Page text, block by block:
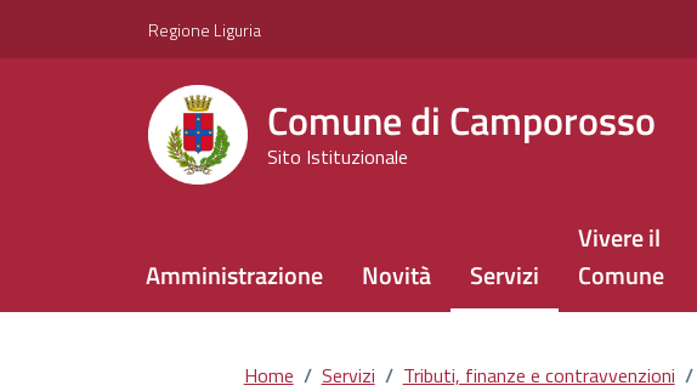
Regione Liguria
Comune di Camporosso
Sito Istituzionale
Amministrazione Novità Servizi
Vivere il
Comune
Home / Servizi / Tributi, finanze e contravvenzioni /